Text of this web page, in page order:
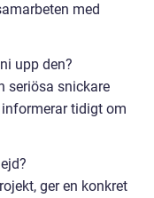
med
upp den?
seriösa snickare
tidigt om
ger en konkret